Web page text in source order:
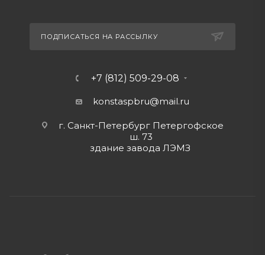
ПОДПИСАТЬСЯ НА РАССЫЛКУ
+7 (812) 509-29-08
konstaspbru@mail.ru
г. Санкт-Петербург Петергофское
ш. 73
здание завода ЛЭМЗ